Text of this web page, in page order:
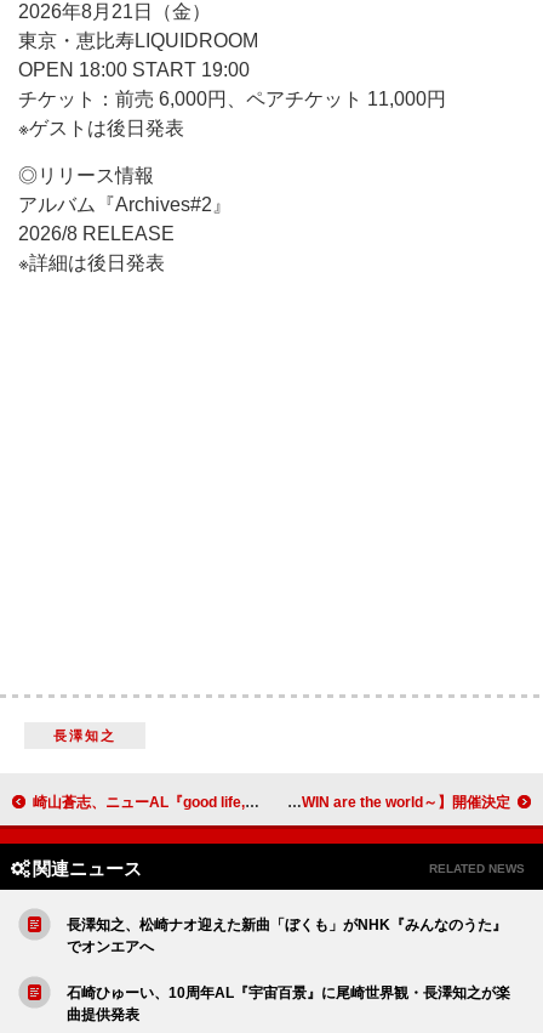
2026年8月21日（金）
東京・恵比寿LIQUIDROOM
OPEN 18:00 START 19:00
チケット：前売 6,000円、ペアチケット 11,000円
※ゲストは後日発表
◎リリース情報
アルバム『Archives#2』
2026/8 RELEASE
※詳細は後日発表
長澤知之
崎山蒼志、ニューAL『good life, good people』全トラック公開 MORISAKI WIN、2つの世界観から織りなす【MORISAKI WIN BIRTHDAY CONCERT ～WIN are the world～】開催決定
関連ニュース RELATED NEWS
長澤知之、松崎ナオ迎えた新曲「ぼくも」がNHK『みんなのうた』
でオンエアへ
石崎ひゅーい、10周年AL『宇宙百景』に尾崎世界観・長澤知之が楽
曲提供発表